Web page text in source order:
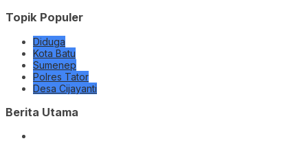
Topik Populer
Diduga
Kota Batu
Sumenep
Polres Tator
Desa Cijayanti
Berita Utama